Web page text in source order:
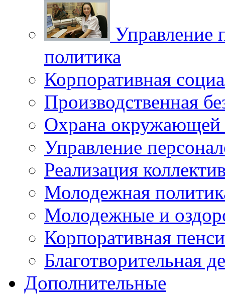
Управление
политика
Корпоративная
Производственная
Охрана окружающей
Управление
Реализация
Молодежная
Молодежные и
Корпоративная
Благотворительная
Дополнительные